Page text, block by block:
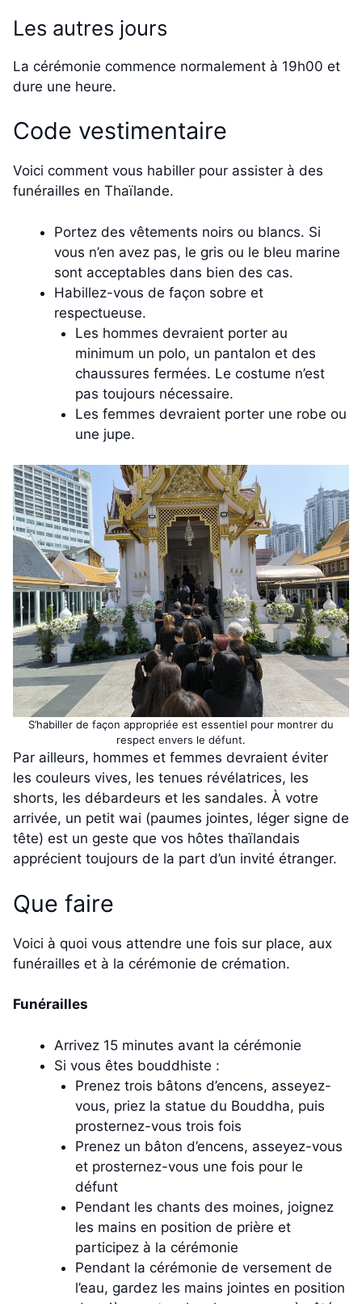
Les autres jours
La cérémonie commence normalement à 19h00 et
dure une heure.
Code vestimentaire
Voici comment vous habiller pour assister à des
funérailles en Thaïlande.
Portez des vêtements noirs ou blancs. Si
vous n’en avez pas, le gris ou le bleu marine
sont acceptables dans bien des cas.
Habillez-vous de façon sobre et
respectueuse.
Les hommes devraient porter au
minimum un polo, un pantalon et des
chaussures fermées. Le costume n’est
pas toujours nécessaire.
Les femmes devraient porter une robe ou
une jupe.
S’habiller de façon appropriée est essentiel pour montrer du
respect envers le défunt.
Par ailleurs, hommes et femmes devraient éviter
les couleurs vives, les tenues révélatrices, les
shorts, les débardeurs et les sandales. À votre
arrivée, un petit wai (paumes jointes, léger signe de
tête) est un geste que vos hôtes thaïlandais
apprécient toujours de la part d’un invité étranger.
Que faire
Voici à quoi vous attendre une fois sur place, aux
funérailles et à la cérémonie de crémation.
Funérailles
Arrivez 15 minutes avant la cérémonie
Si vous êtes bouddhiste :
Prenez trois bâtons d’encens, asseyez-
vous, priez la statue du Bouddha, puis
prosternez-vous trois fois
Prenez un bâton d’encens, asseyez-vous
et prosternez-vous une fois pour le
défunt
Pendant les chants des moines, joignez
les mains en position de prière et
participez à la cérémonie
Pendant la cérémonie de versement de
l’eau, gardez les mains jointes en position